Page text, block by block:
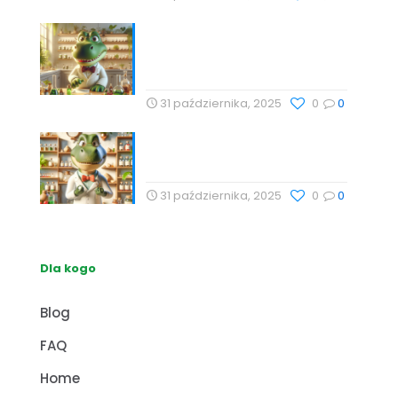
31 października, 2025 0
0
31 października, 2025 0
0
Dla kogo
Blog
FAQ
Home